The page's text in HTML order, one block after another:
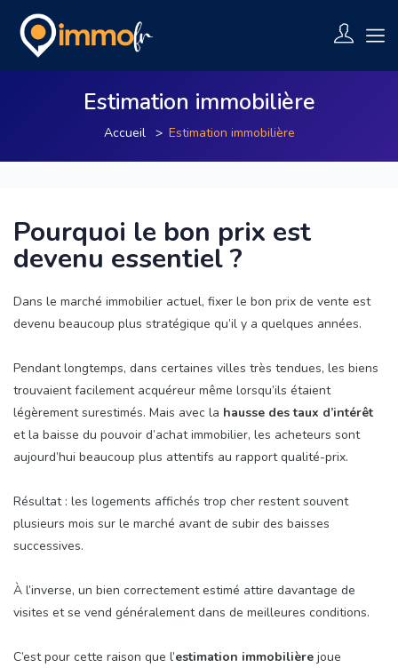
Estimation immobilière
Accueil Estimation immobilière
Pourquoi le bon prix est
devenu essentiel ?
Dans le marché immobilier actuel, fixer le bon prix de vente est
devenu beaucoup plus stratégique qu’il y a quelques années.
Pendant longtemps, dans certaines villes très tendues, les biens
trouvaient facilement acquéreur même lorsqu’ils étaient
légèrement surestimés. Mais avec la hausse des taux d’intérêt
et la baisse du pouvoir d’achat immobilier, les acheteurs sont
aujourd’hui beaucoup plus attentifs au rapport qualité-prix.
Résultat : les logements affichés trop cher restent souvent
plusieurs mois sur le marché avant de subir des baisses
successives.
À l’inverse, un bien correctement estimé attire davantage de
visites et se vend généralement dans de meilleures conditions.
C’est pour cette raison que l’estimation immobilière joue